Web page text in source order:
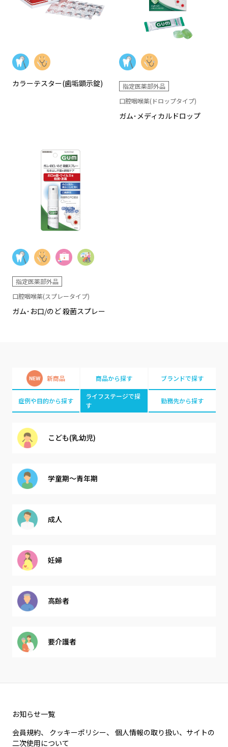
カラーテスター(歯垢顕示錠)
指定医薬部外品
口腔咽喉薬(ドロップタイプ)
ガム･メディカルドロップ
指定医薬部外品
口腔咽喉薬(スプレータイプ)
ガム･お口/のど 殺菌スプレー
新商品 商品から探す ブランドで探す
症例や目的から探す
ライフステージで探
す
勤務先から探す
こども(乳幼児)
学童期～青年期
成人
妊婦
高齢者
要介護者
お知らせ一覧
会員規約、 クッキーポリシー、 個人情報の取り扱い、サイトの
二次使用について